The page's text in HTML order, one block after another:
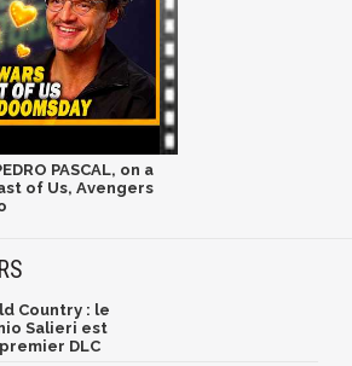
PASCAL, on a
of Us, Avengers
Country : le
Salieri est
DLC